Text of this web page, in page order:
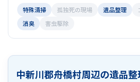
特殊清掃
孤独死の現場 遺品整理
消臭
害虫駆除
中新川郡舟橋村周辺の遺品